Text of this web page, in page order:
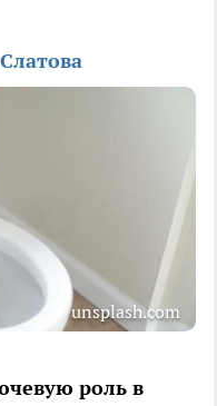
unsplash.com
роль в